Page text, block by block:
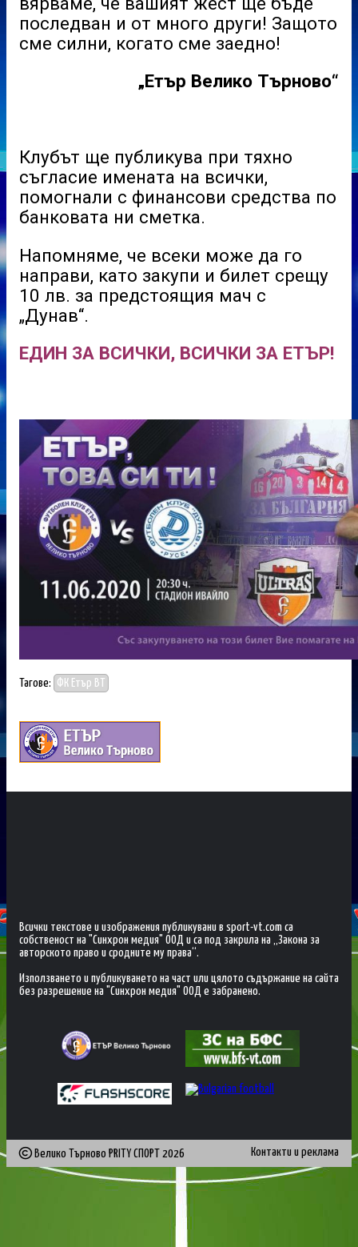
последван и от много други! Защото
сме силни, когато сме заедно!
„Етър Велико Търново“
Клубът ще публикува при тяхно
съгласие имената на всички,
помогнали с финансови средства по
банковата ни сметка.
Напомняме, че всеки може да го
направи, като закупи и билет срещу
10 лв. за предстоящия мач с
„Дунав“.
ЕДИН ЗА ВСИЧКИ, ВСИЧКИ ЗА ЕТЪР!
Тагове: ФК Етър ВТ
Всички текстове и изображения публикувани в sport-vt.com са
собственост на "Синхрон медия" ООД и са под закрила на „Закона за
авторското право и сродните му права“.
Използването и публикуването на част или цялото съдържание на сайта
без разрешение на "Синхрон медия" ООД е забранено.
Велико Търново PRITY СПОРТ 2026 Контакти и реклама